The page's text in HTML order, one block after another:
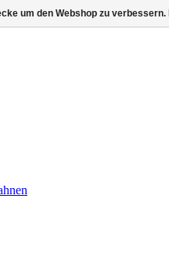
um den Webshop zu